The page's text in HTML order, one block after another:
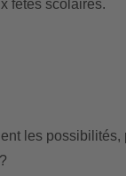
fêtes scolaires.
les